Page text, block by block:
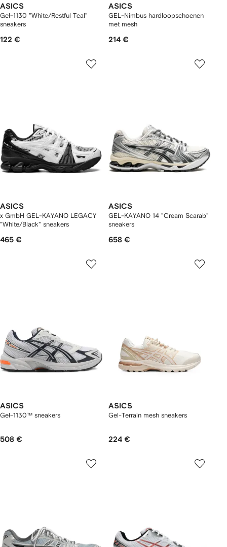
ASICS
Gel-1130 "White/Restful Teal"
sneakers
122 €
ASICS
GEL-Nimbus hardloopschoenen
met mesh
214 €
ASICS
x GmbH GEL-KAYANO LEGACY
"White/Black" sneakers
465 €
ASICS
GEL-KAYANO 14 "Cream Scarab"
sneakers
658 €
ASICS
Gel-1130™ sneakers
508 €
ASICS
Gel-Terrain mesh sneakers
224 €